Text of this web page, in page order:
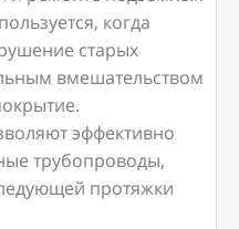
когда
старых
вмешательством
эффективно
трубопроводы,
протяжки